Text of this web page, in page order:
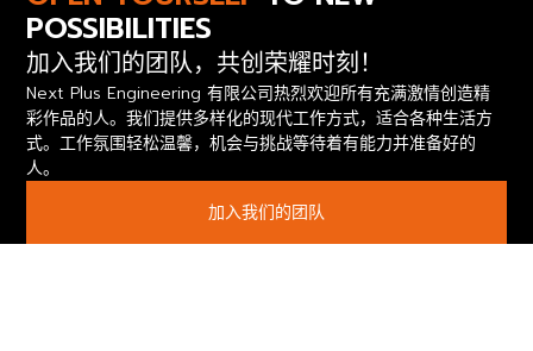
POSSIBILITIES
加入我们的团队，共创荣耀时刻！
Next Plus Engineering 有限公司热烈欢迎所有充满激情创造精
彩作品的人。我们提供多样化的现代工作方式，适合各种生活方
式。工作氛围轻松温馨，机会与挑战等待着有能力并准备好的
人。
加入我们的团队